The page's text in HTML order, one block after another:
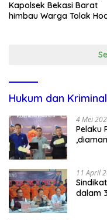
Kapolsek Bekasi Barat
himbau Warga Tolak
Hukum dan Kriminal
4 Mei
Pelaku
11 April
dalam